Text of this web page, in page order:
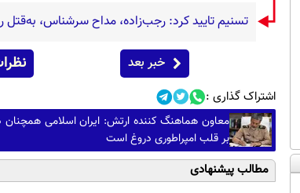
تسنیم تایید کرد: رجب‌زاده، مداح سرشناس،
خبر بعد
اشتراک گذاری :
معاون هماهنگ کننده ارتش: ایران اسلامی
بر قلب امپراطوری دروغ است
مطالب پیشنهادی